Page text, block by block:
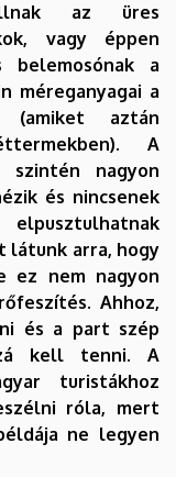
az üres
vagy éppen
a
méreganyagai a
(amiket aztán
A
szintén nagyon
és nincsenek
látunk arra, hogy
ez nem nagyon
Ahhoz,
és a part szép
kell tenni. A
turistákhoz
róla, mert
ne legyen